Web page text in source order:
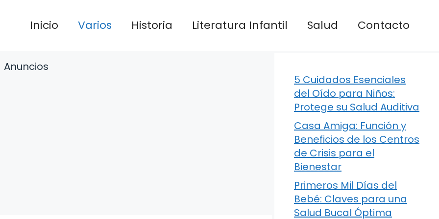
Inicio Varios Historia Literatura Infantil Salud Contacto
Anuncios
5 Cuidados Esenciales
del Oído para Niños:
Protege su Salud Auditiva
Casa Amiga: Función y
Beneficios de los Centros
de Crisis para el
Bienestar
Primeros Mil Días del
Bebé: Claves para una
Salud Bucal Óptima